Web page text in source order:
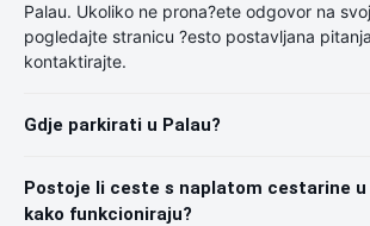
Palau. Ukoliko ne prona?ete odgovor na
pogledajte stranicu ?esto postavljana
kontaktirajte.
Gdje parkirati u Palau?
Postoje li ceste s naplatom cestarine u
kako funkcioniraju?